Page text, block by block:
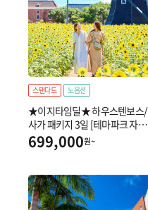
스탠다드 노옵션
★이지타임딜★ 하우스텐보스/
사가 패키지 3일 [테마파크 자유
일정 + 우레시노 천연온천]
699,000원~